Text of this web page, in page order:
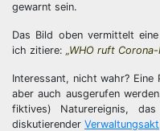
gewarnt sein.
Das Bild oben vermittelt
ich zitiere: „WHO ruft Corona-
Interessant, nicht wahr? Eine
aber auch ausgerufen
fiktives) Naturereignis,
diskutierender Verwaltungsakt